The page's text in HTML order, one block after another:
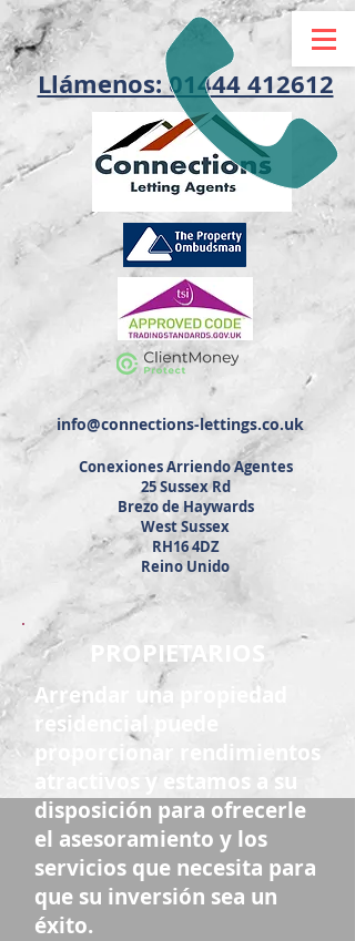
Conexiones Arriendo Agentes
25 Sussex Rd
Brezo de Haywards
West Sussex
RH16 4DZ
Reino Unido
Llámenos: 01444 412612
info@connections-lettings.co.uk
PROPIETARIOS
Arrendar una propiedad
residencial puede
proporcionar rendimientos
atractivos y estamos a su
disposición para ofrecerle
el asesoramiento y los
servicios que necesita para
que su inversión sea un
éxito.